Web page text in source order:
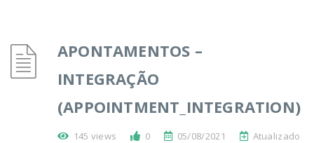
APONTAMENTOS –
INTEGRAÇÃO
(APPOINTMENT_INTEGRATION)
145 views 0 05/08/2021
Atualizado